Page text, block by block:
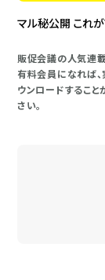
マル秘公開 これ
販促会議の人気連載
有料会員になれば
ウンロードすること
さい。